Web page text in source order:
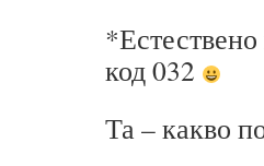
код 032
Та – какво